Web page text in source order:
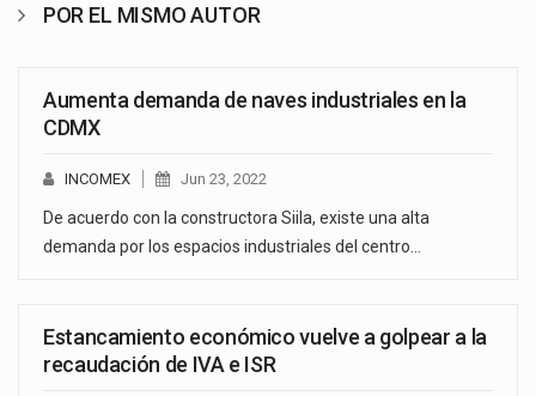
POR EL MISMO AUTOR
Aumenta demanda de naves industriales en la
CDMX
INCOMEX Jun 23, 2022
De acuerdo con la constructora Siila, existe una alta
demanda por los espacios industriales del centro…
Estancamiento económico vuelve a golpear a la
recaudación de IVA e ISR